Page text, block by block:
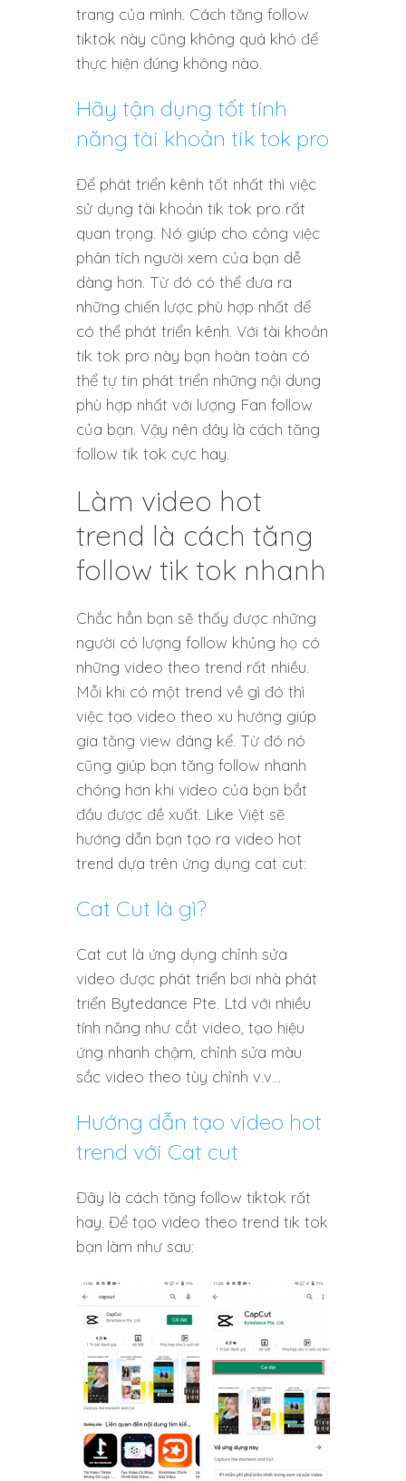
trang của mình. Cách tăng follow
tiktok này cũng không quá khó để
thực hiện đúng không nào.
Hãy tận dụng tốt tính
năng tài khoản tik tok pro
Để phát triển kênh tốt nhất thì việc
sử dụng tài khoản tik tok pro rất
quan trọng. Nó giúp cho công việc
phân tích người xem của bạn dễ
dàng hơn. Từ đó có thể đưa ra
những chiến lược phù hợp nhất để
có thể phát triển kênh. Với tài khoản
tik tok pro này bạn hoàn toàn có
thể tự tin phát triển những nội dung
phù hợp nhất với lượng Fan follow
của bạn. Vậy nên đây là cách tăng
follow tik tok cực hay.
Làm video hot
trend là cách tăng
follow tik tok nhanh
Chắc hẳn bạn sẽ thấy được những
người có lượng follow khủng họ có
những video theo trend rất nhiều.
Mỗi khi có một trend về gì đó thì
việc tạo video theo xu hướng giúp
gia tăng view đáng kể. Từ đó nó
cũng giúp bạn tăng follow nhanh
chóng hơn khi video của bạn bắt
đầu được đề xuất. Like Việt sẽ
hướng dẫn bạn tạo ra video hot
trend dựa trên ứng dụng cat cut:
Cat Cut là gì?
Cat cut là ứng dụng chỉnh sửa
video được phát triển bơi nhà phát
triển Bytedance Pte. Ltd với nhiều
tính năng như cắt video, tạo hiệu
ứng nhanh chậm, chỉnh sửa màu
sắc video theo tùy chỉnh v.v…
Hướng dẫn tạo video hot
trend với Cat cut
Đây là cách tăng follow tiktok rất
hay. Để tạo video theo trend tik tok
bạn làm như sau: